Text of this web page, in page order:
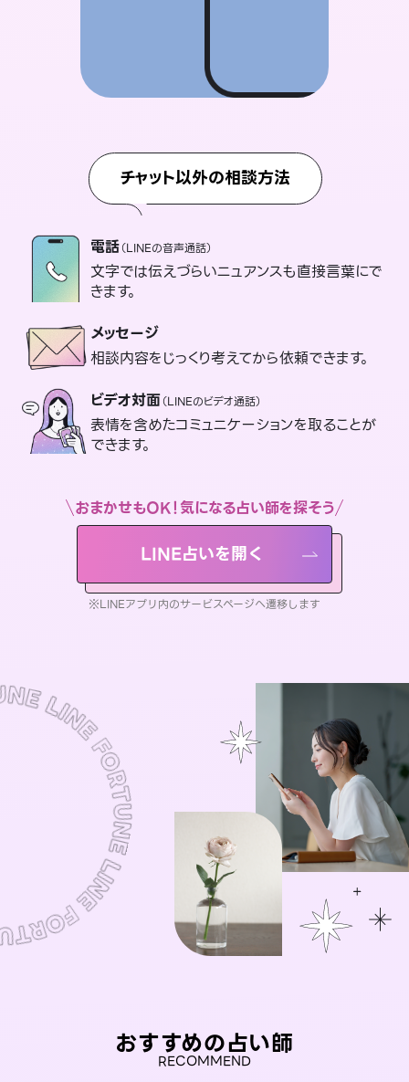
チャット以外の相談方法
電話（LINEの音声通話）
文字では伝えづらいニュアンスも直接言葉にで
きます。
メッセージ
相談内容をじっくり考えてから依頼できます。
ビデオ対面（LINEのビデオ通話）
表情を含めたコミュニケーションを取ることが
できます。
おまかせもOK！気になる占い師を探そう
LINE占いを開く
※LINEアプリ内のサービスページへ遷移します
おすすめの占い師
RECOMMEND